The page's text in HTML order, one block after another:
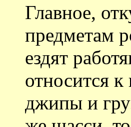
Главное,
предметам
ездят
относится
джипы и